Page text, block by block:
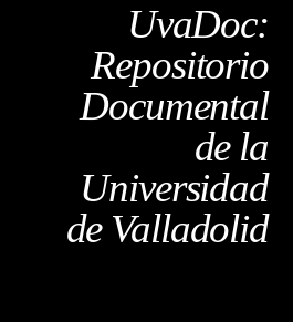
UvaDoc:
Repositorio
Documental
de la
Universidad
de Valladolid